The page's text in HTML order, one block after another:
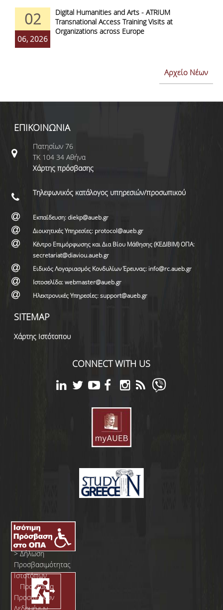
02
06, 2026
Digital Humanities and Arts - ATRIUM
Transnational Access Training Visits at
Organizations across Europe
Αρχείο Νέων
ΕΠΙΚΟΙΝΩΝΙΑ
Πατησίων 76
ΤΚ 104 34 Αθήνα
Χάρτης πρόσβασης
Τηλεφωνικός κατάλογος υπηρεσιών/προσωπικού
Εκπαίδευση: diekp@aueb.gr
Διοικητικές Υπηρεσίες: protocol@aueb.gr
Κέντρο Επιμόρφωσης και Δια Βίου Μάθησης (ΚΕΔΙΒΙΜ) ΟΠΑ:
secretariat@diaviou.aueb.gr
Ειδικός Λογαριασμός Κονδυλίων Έρευνας: info@rc.aueb.gr
Ιστοσελίδα: webmaster@aueb.gr
Ηλεκτρονικές Υπηρεσίες: support@aueb.gr
SITEMAP
Χάρτης Ιστότοπου
CONNECT WITH US
>Δήλωση
Προσβασιμότητας
Ιστοτόπων
Προστασία
Προσωπικών